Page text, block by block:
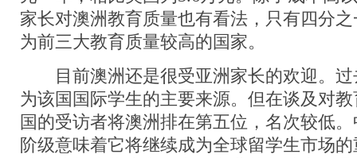
家长对澳洲教育质量也有看法，只有四分
为前三大教育质量较高的国家。
目前澳洲还是很受亚洲家长的欢迎。过
为该国国际学生的主要来源。但在谈及对
国的受访者将澳洲排在第五位，名次较低
阶级意味着它将继续成为全球留学生市场